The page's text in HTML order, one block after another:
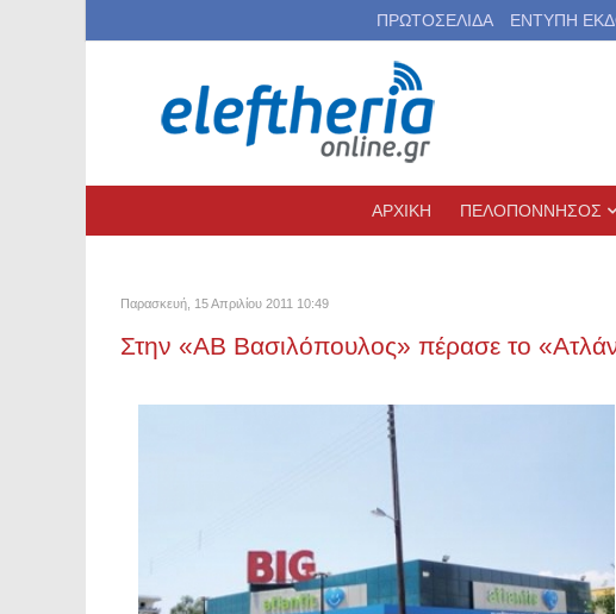
ΠΡΩΤΟΣΕΛΙΔΑ ΕΝΤΥΠΗ
ΑΡΧΙΚΗ ΠΕΛΟΠΟΝΝΗΣΟΣ
Παρασκευή, 15 Απριλίου 2011 10:49
Στην «ΑΒ Βασιλόπουλος» πέρασε το